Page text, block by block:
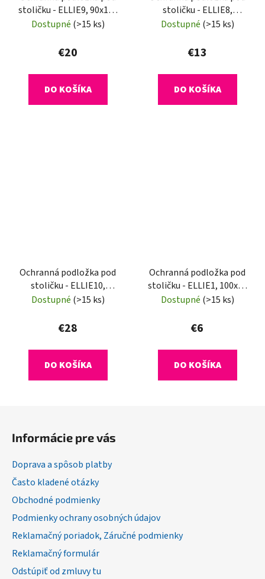
stoličku - ELLIE9, 90x120
cm, 1,8 mm
Dostupné (>15 ks)
€20
DO KOŠÍKA
stoličku - ELLIE8,
120x120 cm, 0,8 mm
Dostupné (>15 ks)
€13
DO KOŠÍKA
Ochranná podložka pod
stoličku - ELLIE10,
120x90 cm, 1,8 mm
Dostupné (>15 ks)
€28
DO KOŠÍKA
Ochranná podložka pod
stoličku - ELLIE1, 100x70
cm, 0,5 mm
Dostupné (>15 ks)
€6
DO KOŠÍKA
Informácie pre vás
Doprava a spôsob platby
Často kladené otázky
Obchodné podmienky
Podmienky ochrany osobných údajov
Reklamačný poriadok, Záručné podmienky
Reklamačný formulár
Odstúpiť od zmluvy tu